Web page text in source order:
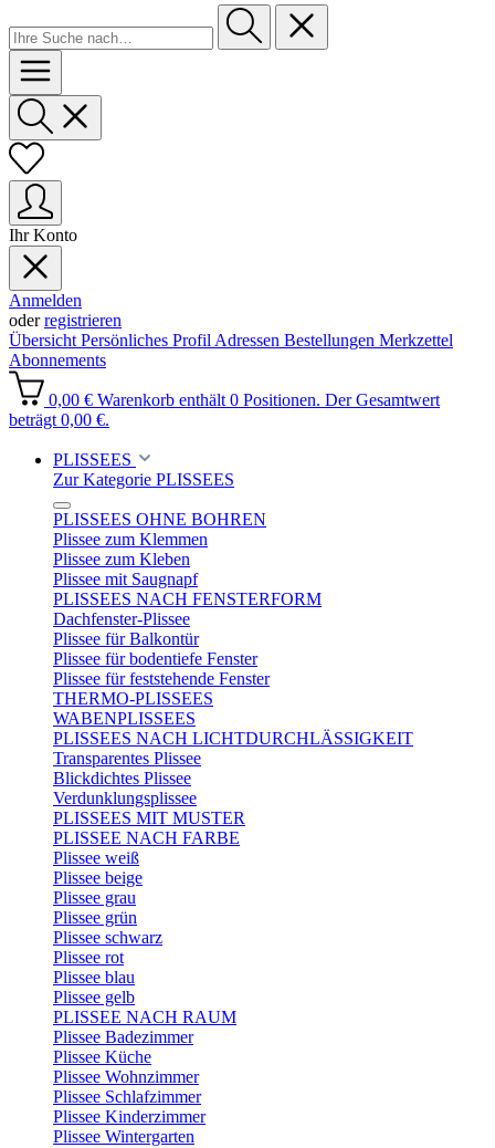
Ihr Konto
Anmelden
oderregistrieren
Übersicht Persönliches Profil Adressen Bestellungen Merkzettel
Abonnements
0,00 € Warenkorb enthält 0 Positionen. Der Gesamtwert
beträgt 0,00 €.
PLISSEES
Zur Kategorie PLISSEES
PLISSEES OHNE BOHREN
Plissee zum Klemmen
Plissee zum Kleben
Plissee mit Saugnapf
PLISSEES NACH FENSTERFORM
Dachfenster-Plissee
Plissee für Balkontür
Plissee für bodentiefe Fenster
Plissee für feststehende Fenster
THERMO-PLISSEES
WABENPLISSEES
PLISSEES NACH LICHTDURCHLÄSSIGKEIT
Transparentes Plissee
Blickdichtes Plissee
Verdunklungsplissee
PLISSEES MIT MUSTER
PLISSEE NACH FARBE
Plissee weiß
Plissee beige
Plissee grau
Plissee grün
Plissee schwarz
Plissee rot
Plissee blau
Plissee gelb
PLISSEE NACH RAUM
Plissee Badezimmer
Plissee Küche
Plissee Wohnzimmer
Plissee Schlafzimmer
Plissee Kinderzimmer
Plissee Wintergarten